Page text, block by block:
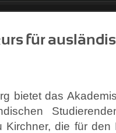
für
bietet das
Kirchner, die für